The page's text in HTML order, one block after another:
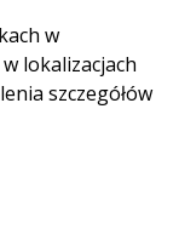
w
lokalizacjach
szczegółów